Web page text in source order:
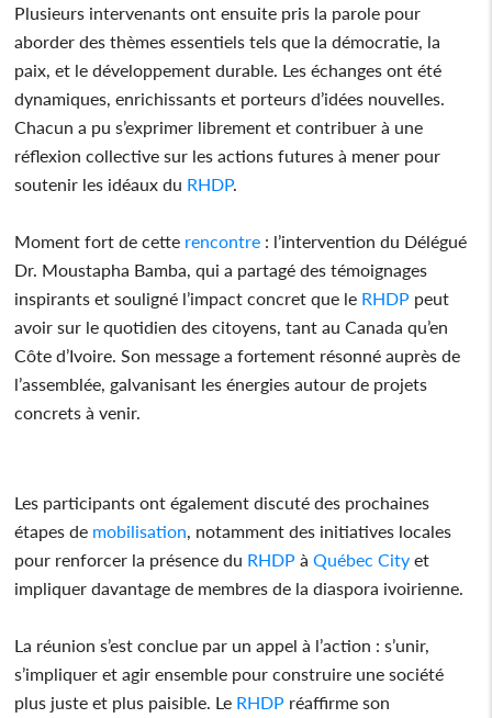
Plusieurs intervenants ont ensuite pris la parole pour
aborder des thèmes essentiels tels que la démocratie, la
paix, et le développement durable. Les échanges ont été
dynamiques, enrichissants et porteurs d’idées nouvelles.
Chacun a pu s’exprimer librement et contribuer à une
réflexion collective sur les actions futures à mener pour
soutenir les idéaux du RHDP.
Moment fort de cette rencontre : l’intervention du Délégué
Dr. Moustapha Bamba, qui a partagé des témoignages
inspirants et souligné l’impact concret que le RHDP peut
avoir sur le quotidien des citoyens, tant au Canada qu’en
Côte d’Ivoire. Son message a fortement résonné auprès de
l’assemblée, galvanisant les énergies autour de projets
concrets à venir.
Les participants ont également discuté des prochaines
étapes de mobilisation , notamment des initiatives locales
pour renforcer la présence du RHDP à Québec City et
impliquer davantage de membres de la diaspora ivoirienne.
La réunion s’est conclue par un appel à l’action : s’unir,
s’impliquer et agir ensemble pour construire une société
plus juste et plus paisible. Le RHDP réaffirme son